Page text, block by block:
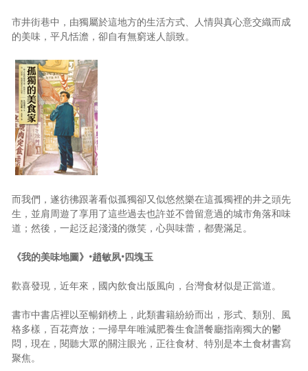
市井街巷中，由獨屬於這地方的生活方式、人情與真心意交織而成
的美味，平凡恬澹，卻自有無窮迷人韻致。
而我們，遂彷彿跟著看似孤獨卻又似悠然樂在這孤獨裡的井之頭先
生，並肩周遊了享用了這些過去也許並不曾留意過的城市角落和味
道；然後，一起泛起淺淺的微笑，心與味蕾，都覺滿足。
《我的美味地圖》•趙敏夙•四塊玉
歡喜發現，近年來，國內飲食出版風向，台灣食材似是正當道。
書市中書店裡以至暢銷榜上，此類書籍紛紛而出，形式、類別、風
格多樣，百花齊放；一掃早年唯減肥養生食譜餐廳指南獨大的鬱
悶，現在，閱聽大眾的關注眼光，正往食材、特別是本土食材書寫
聚焦。